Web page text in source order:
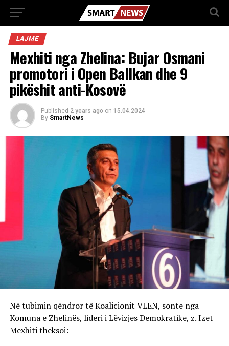
LAJME
Mexhiti nga Zhelina: Bujar Osmani
promotori i Open Ballkan dhe 9
pikëshit anti-Kosovë
Published 2 years ago on 15.04.2024
By SmartNews
Në tubimin qëndror të Koalicionit VLEN, sonte nga
Komuna e Zhelinës, lideri i Lëvizjes Demokratike, z. Izet
Mexhiti theksoi: